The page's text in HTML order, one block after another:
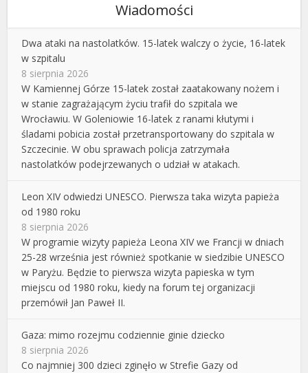
Wiadomości
Dwa ataki na nastolatków. 15-latek walczy o życie, 16-latek
w szpitalu
8 sierpnia 2026
W Kamiennej Górze 15-latek został zaatakowany nożem i
w stanie zagrażającym życiu trafił do szpitala we
Wrocławiu. W Goleniowie 16-latek z ranami kłutymi i
śladami pobicia został przetransportowany do szpitala w
Szczecinie. W obu sprawach policja zatrzymała
nastolatków podejrzewanych o udział w atakach.
Leon XIV odwiedzi UNESCO. Pierwsza taka wizyta papieża
od 1980 roku
8 sierpnia 2026
W programie wizyty papieża Leona XIV we Francji w dniach
25-28 września jest również spotkanie w siedzibie UNESCO
w Paryżu. Będzie to pierwsza wizyta papieska w tym
miejscu od 1980 roku, kiedy na forum tej organizacji
przemówił Jan Paweł II.
Gaza: mimo rozejmu codziennie ginie dziecko
8 sierpnia 2026
Co najmniej 300 dzieci zginęło w Strefie Gazy od